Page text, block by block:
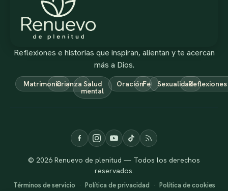
Reflexiones e historias que inspiran, alientan y te acercan
más a Dios.
MatrimonioCrianza Salud
mental
OraciónFe SexualidadReflexiones
© 2026 Renuevo de plenitud — Todos los derechos
reservados.
Términos de servicio · Política de privacidad · Política de cookies